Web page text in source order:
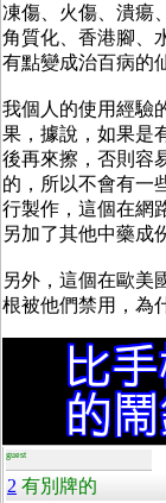
凍傷、火傷、潰瘍
角質化、香港腳、
有點變成治百病的
我個人的使用經驗
果，據說，如果是
後再來擦，否則容
的，所以不會有一
行製作，這個在網
另加了其他中藥成
另外，這個在歐美
根被他們禁用，為
guest
2 有別牌的